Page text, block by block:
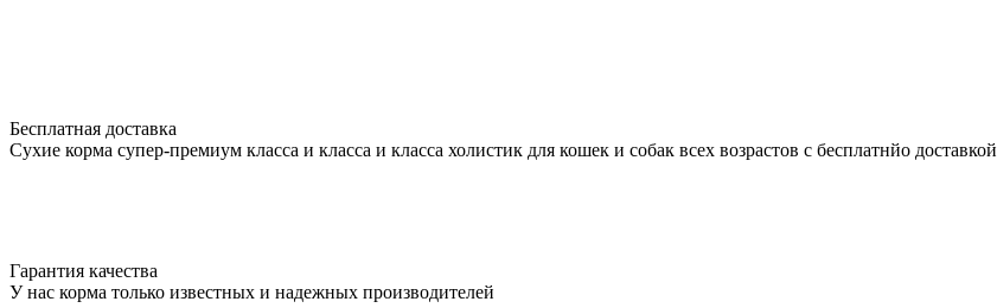
Бесплатная доставка
Сухие корма супер-премиум класса и класса и класса холистик для кошек и собак всех возрастов с бесплатнйо доставкой
Гарантия качества
У нас корма только известных и надежных производителей